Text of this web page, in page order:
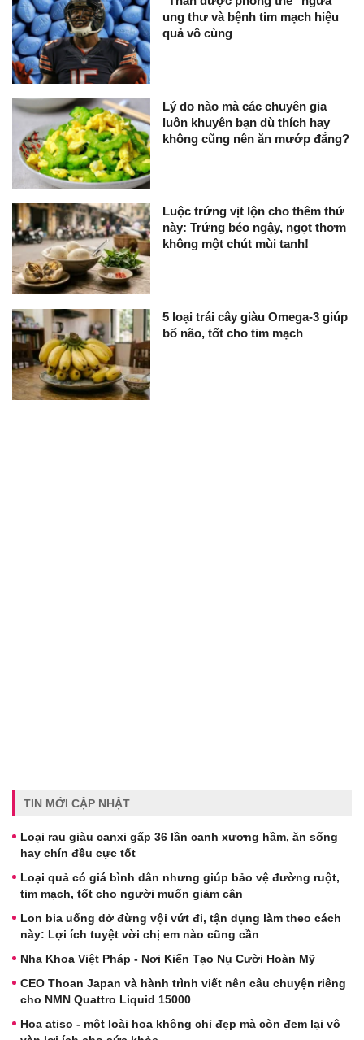
ung thư và bệnh tim mạch hiệu
quả vô cùng
Lý do nào mà các chuyên gia
luôn khuyên bạn dù thích hay
không cũng nên ăn mướp đắng?
Luộc trứng vịt lộn cho thêm thứ
này: Trứng béo ngậy, ngọt thơm
không một chút mùi tanh!
5 loại trái cây giàu Omega-3 giúp
bổ não, tốt cho tim mạch
TIN MỚI CẬP NHẬT
Loại rau giàu canxi gấp 36 lần canh xương hầm, ăn sống
hay chín đều cực tốt
Loại quả có giá bình dân nhưng giúp bảo vệ đường ruột,
tim mạch, tốt cho người muốn giảm cân
Lon bia uống dở đừng vội vứt đi, tận dụng làm theo cách
này: Lợi ích tuyệt vời chị em nào cũng cần
Nha Khoa Việt Pháp - Nơi Kiến Tạo Nụ Cười Hoàn Mỹ
CEO Thoan Japan và hành trình viết nên câu chuyện riêng
cho NMN Quattro Liquid 15000
Hoa atiso - một loài hoa không chỉ đẹp mà còn đem lại vô